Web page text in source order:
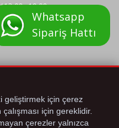
13:00 - 18:00
ile korunmaktadir.
Whatsapp
Sipariş Hattı
geliştirmek için çerez
için gereklidir.
çerezler yalnızca